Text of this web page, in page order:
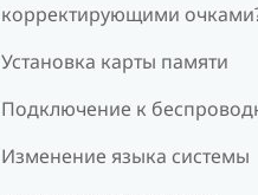
корректирующими
Установка карты памяти
Подключение к
Изменение языка системы